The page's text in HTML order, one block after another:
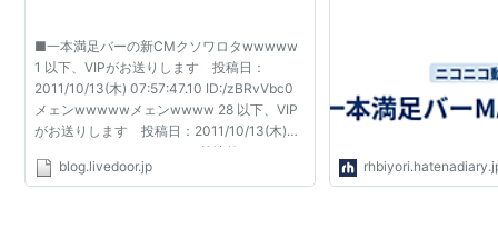
■一本満足バーの新CMクソワロタwwwww
1 以下、VIPがお送りします 投稿日：
2011/10/13(木) 07:57:47.10 ID:/zBRvVbc0
メェンwwwwwメェンwwww 28 以下、VIP
がお送りします 投稿日：2011/10/13(木)
08:51:58.58 ID:eMr4Lal20 基地外じみててワ
ロタｗｗｗｗｗｗ 4 以下、VIPがお送りしま
blog.livedoor.jp